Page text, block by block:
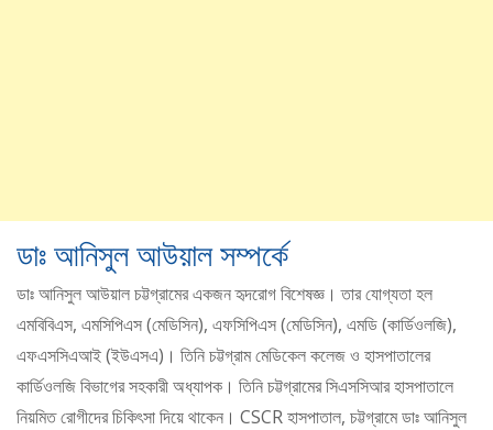
ডাঃ আনিসুল আউয়াল সম্পর্কে
ডাঃ আনিসুল আউয়াল চট্টগ্রামের একজন হৃদরোগ বিশেষজ্ঞ। তার যোগ্যতা হল
এমবিবিএস, এমসিপিএস (মেডিসিন), এফসিপিএস (মেডিসিন), এমডি (কার্ডিওলজি),
এফএসসিএআই (ইউএসএ)। তিনি চট্টগ্রাম মেডিকেল কলেজ ও হাসপাতালের
কার্ডিওলজি বিভাগের সহকারী অধ্যাপক। তিনি চট্টগ্রামের সিএসসিআর হাসপাতালে
নিয়মিত রোগীদের চিকিৎসা দিয়ে থাকেন। CSCR হাসপাতাল, চট্টগ্রামে ডাঃ আনিসুল